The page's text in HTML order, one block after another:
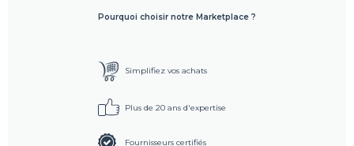
Pourquoi choisir notre Marketplace ?
Simplifiez vos achats
Plus de 20 ans d'expertise
Fournisseurs certifiés